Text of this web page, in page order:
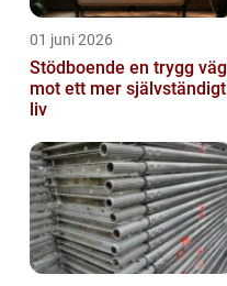
01 juni 2026
Stödboende en trygg väg
mot ett mer självständigt
liv